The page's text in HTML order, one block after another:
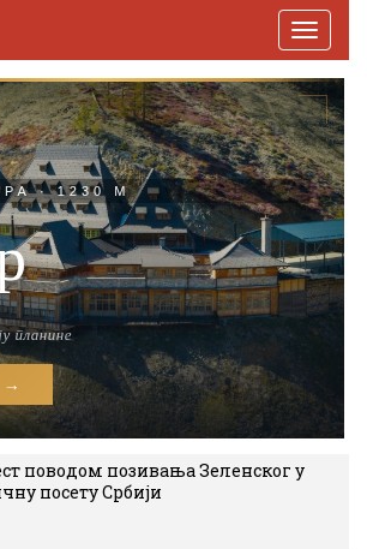
поводом позивања Зеленског у
посету Србији